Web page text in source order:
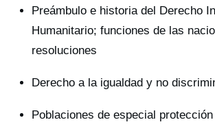
Preámbulo e historia del Derecho
Humanitario; funciones de las
resoluciones
Derecho a la igualdad y no
Poblaciones de especial